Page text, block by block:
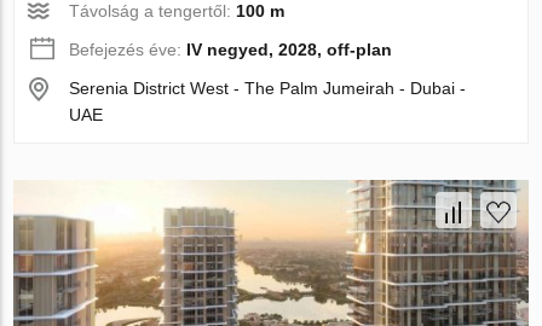
Távolság a tengertől:100 m
Befejezés éve: IV negyed, 2028, off-plan
Serenia District West - The Palm Jumeirah - Dubai -
UAE